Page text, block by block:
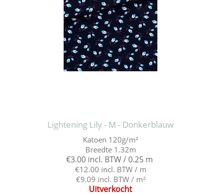
Lightening Lily - M - Donkerblauw
Katoen 120g/m²
Breedte 1.32m
€3.00 incl. BTW / 0.25 m
€12.00 incl. BTW / m
€9.09 incl. BTW / m²
Uitverkocht